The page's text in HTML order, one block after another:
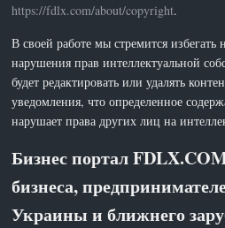
https://fdlx.com/about/copyright.
В своей работе мы стремится
нарушения прав интеллектуальной
будет редактировать или удалять
уведомления, что определенное
нарушает права других лиц на
Бизнес портал
бизнеса,
Украины и ближнего